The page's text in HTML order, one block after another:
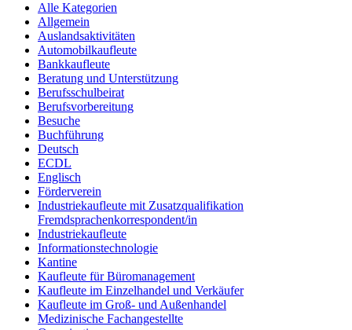
Alle Kategorien
Allgemein
Auslandsaktivitäten
Automobilkaufleute
Bankkaufleute
Beratung und Unterstützung
Berufsschulbeirat
Berufsvorbereitung
Besuche
Buchführung
Deutsch
ECDL
Englisch
Förderverein
Industriekaufleute mit Zusatzqualifikation
Fremdsprachenkorrespondent/in
Industriekaufleute
Informationstechnologie
Kantine
Kaufleute für Büromanagement
Kaufleute im Einzelhandel und Verkäufer
Kaufleute im Groß- und Außenhandel
Medizinische Fachangestellte